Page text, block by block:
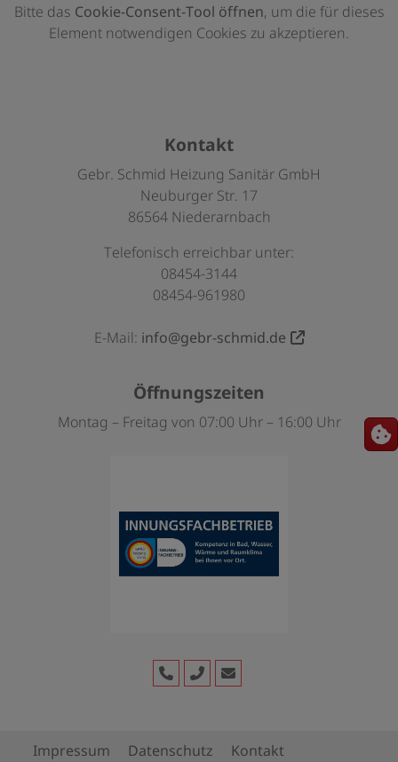
Bitte das Cookie-Consent-Tool öffnen, um die für dieses
Element notwendigen Cookies zu akzeptieren.
Footer - Kontaktdaten und
Kontakt
Gebr. Schmid Heizung Sanitär GmbH
Neuburger Str. 17
86564 Niederarnbach
Telefonisch erreichbar unter:
08454-3144
08454-961980
E-Mail: info@gebr-schmid.de
Öffnungszeiten
Montag – Freitag von 07:00 Uhr – 16:00 Uhr
Impressum Datenschutz Kontakt